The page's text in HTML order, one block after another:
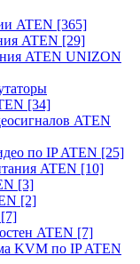
ATEN [365]
ATEN [29]
ATEN UNIZON
[34]
ATEN
по IP ATEN [25]
ATEN [10]
[3]
[2]
[7]
ATEN [7]
KVM по IP ATEN